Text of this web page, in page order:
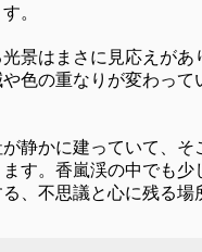
。
景はまさに見応えがあ
色の重なりが変わって
静かに建っていて、そ
す。香嵐渓の中でも少
、不思議と心に残る場